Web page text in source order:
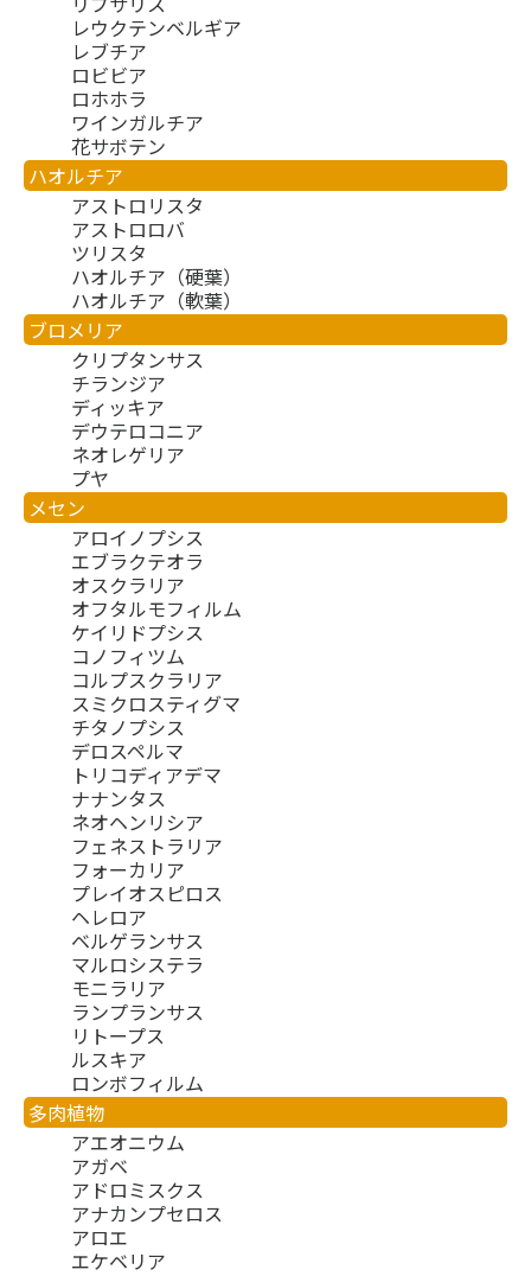
レウクテンベルギア
レブチア
ロビビア
ロホホラ
ワインガルチア
花サボテン
ハオルチア
アストロリスタ
アストロロバ
ツリスタ
ハオルチア（硬葉）
ハオルチア（軟葉）
ブロメリア
クリプタンサス
チランジア
ディッキア
デウテロコニア
ネオレゲリア
プヤ
メセン
アロイノプシス
エブラクテオラ
オスクラリア
オフタルモフィルム
ケイリドプシス
コノフィツム
コルプスクラリア
スミクロスティグマ
チタノプシス
デロスペルマ
トリコディアデマ
ナナンタス
ネオヘンリシア
フェネストラリア
フォーカリア
プレイオスピロス
ヘレロア
ベルゲランサス
マルロシステラ
モニラリア
ランプランサス
リトープス
ルスキア
ロンボフィルム
多肉植物
アエオニウム
アガベ
アドロミスクス
アナカンプセロス
アロエ
エケベリア